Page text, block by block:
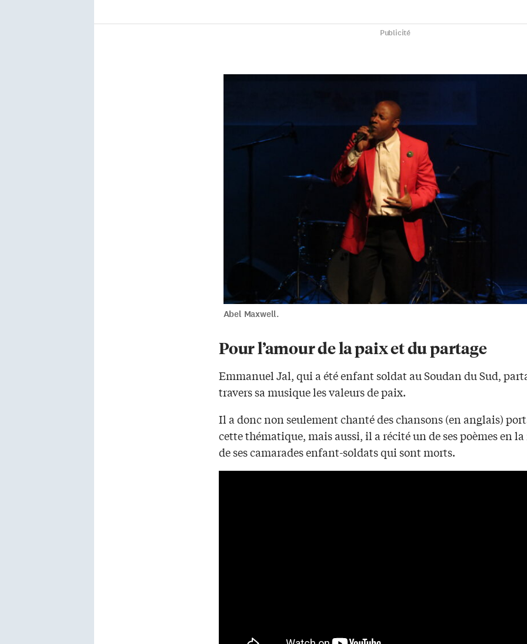
Publicité
Abel Maxwell.
Pour l’amour de la paix et du partage
Emmanuel Jal, qui a été enfant soldat au Soudan du Sud,
travers sa musique les valeurs de paix.
Il a donc non seulement chanté des chansons (en anglais)
cette thématique, mais aussi, il a récité un de ses poèmes en
de ses camarades enfant-soldats qui sont morts.